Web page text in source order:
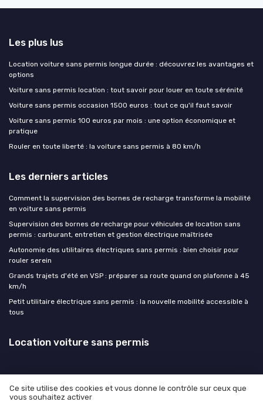
Les plus lus
Location voiture sans permis longue durée : découvrez les avantages et
options
Voiture sans permis location : tout savoir pour louer en toute sérénité
Voiture sans permis occasion 1500 euros : tout ce qu'il faut savoir
Voiture sans permis 100 euros par mois : une option économique et
pratique
Rouler en toute liberté : la voiture sans permis à 80 km/h
Les derniers articles
Comment la supervision des bornes de recharge transforme la mobilité
en voiture sans permis
Supervision des bornes de recharge pour véhicules de location sans
permis : carburant, entretien et gestion électrique maîtrisée
Autonomie des utilitaires électriques sans permis : bien choisir pour
rouler serein
Grands trajets d'été en VSP : préparer sa route quand on plafonne à 45
km/h
Petit utilitaire électrique sans permis : la nouvelle mobilité accessible à
tous
Location voiture sans permis
Mentions légales
Ce site utilise des cookies et vous donne le contrôle sur ceux que
vous souhaitez activer